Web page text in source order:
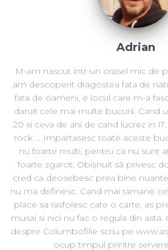
Adrian
M-am nascut intr-un orasel mic de
am descoperit dragostea fata de
fata de oameni, e locul care m-a
daruit cele mai multe bucurii. Cand
20 si ceva de ani de cand lucrez in
rock ... Impartasesc toate aceste
nu foarte multi, pentru ca nu sunt
foarte zgarcit. Obișnuit să privesc
cred ca deosebesc prea bine
nu ma definesc. Cand mai ramane
place sa rasfoiesc cate o carte, as
musai si nici nu fac o regula din asta.
despre Columbofilie scriu pe
ocup timpul printre